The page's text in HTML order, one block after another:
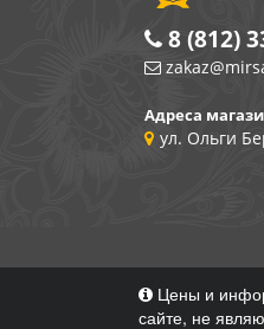
8 (812)
Адреса
ул. Ольги
Цены и
сайте, не